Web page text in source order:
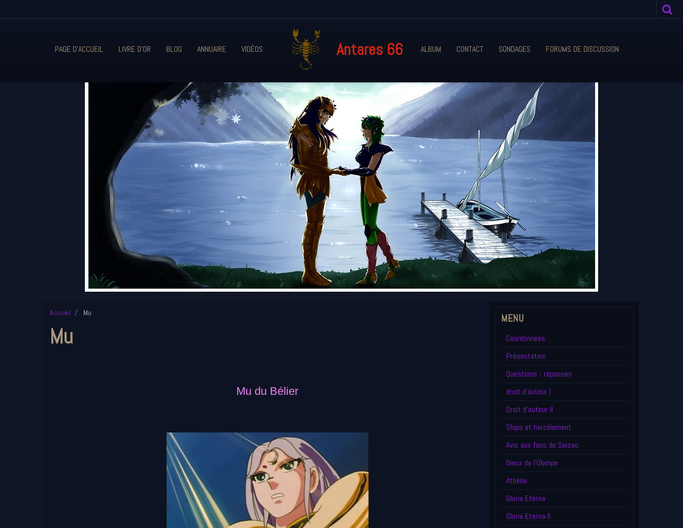
PAGE D'ACCUEIL LIVRE D'OR BLOG ANNUAIRE VIDÉOS Antares 66 ALBUM CONTACT SONDAGES FORUMS DE DISCUSSION
Accueil Mu
Mu
Mu du Bélier
MENU
Coordonnées
Présentation
Questions - réponses
droit d'auteur I
Droit d'auteur II
Ships et harcèlement
Avis aux fans de Seisao
Dieux de l'Olympe
Athéna
Gloria Eterna
Gloria Eterna II